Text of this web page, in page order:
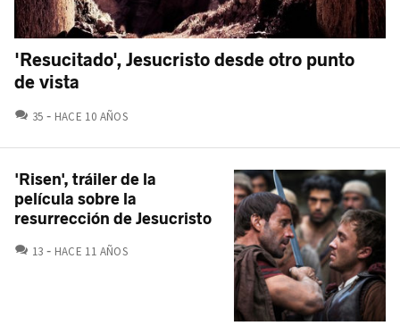
'Resucitado', Jesucristo desde otro punto
de vista
35 COMENTARIOS
HACE 10 AÑOS
'Risen', tráiler de la
película sobre la
resurrección de Jesucristo
13 COMENTARIOS
HACE 11 AÑOS